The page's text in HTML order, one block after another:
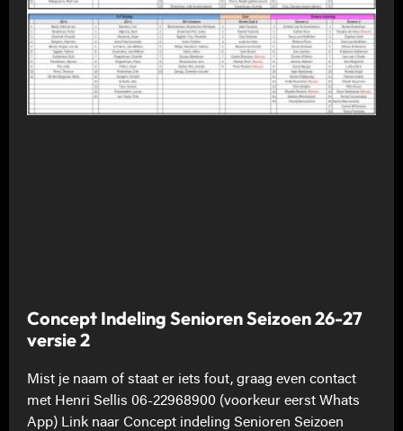
Concept Indeling Senioren Seizoen 26-27
versie 2
Mist je naam of staat er iets fout, graag even contact
met Henri Sellis 06-22968900 (voorkeur eerst Whats
App) Link naar Concept indeling Senioren Seizoen